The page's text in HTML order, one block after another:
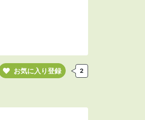
お気に入り登録 2